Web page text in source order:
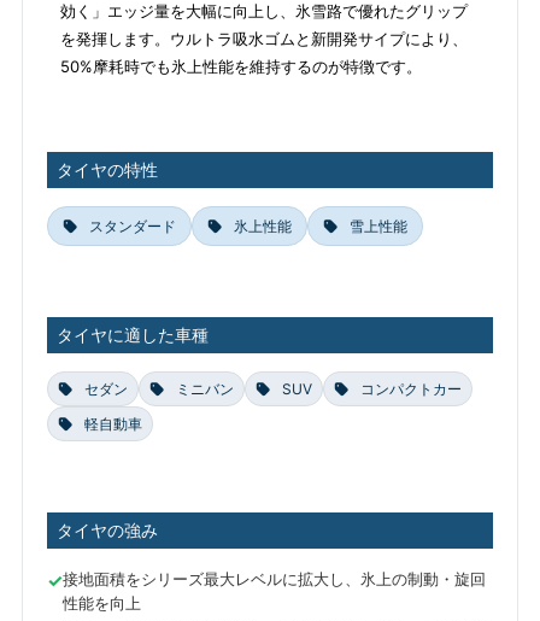
効く」エッジ量を大幅に向上し、氷雪路で優れたグリップ
を発揮します。ウルトラ吸水ゴムと新開発サイプにより、
50%摩耗時でも氷上性能を維持するのが特徴です。
タイヤの特性
スタンダード 氷上性能 雪上性能
タイヤに適した車種
セダン ミニバン SUV
コンパクトカー
軽自動車
タイヤの強み
接地面積をシリーズ最大レベルに拡大し、氷上の制動・旋回
性能を向上